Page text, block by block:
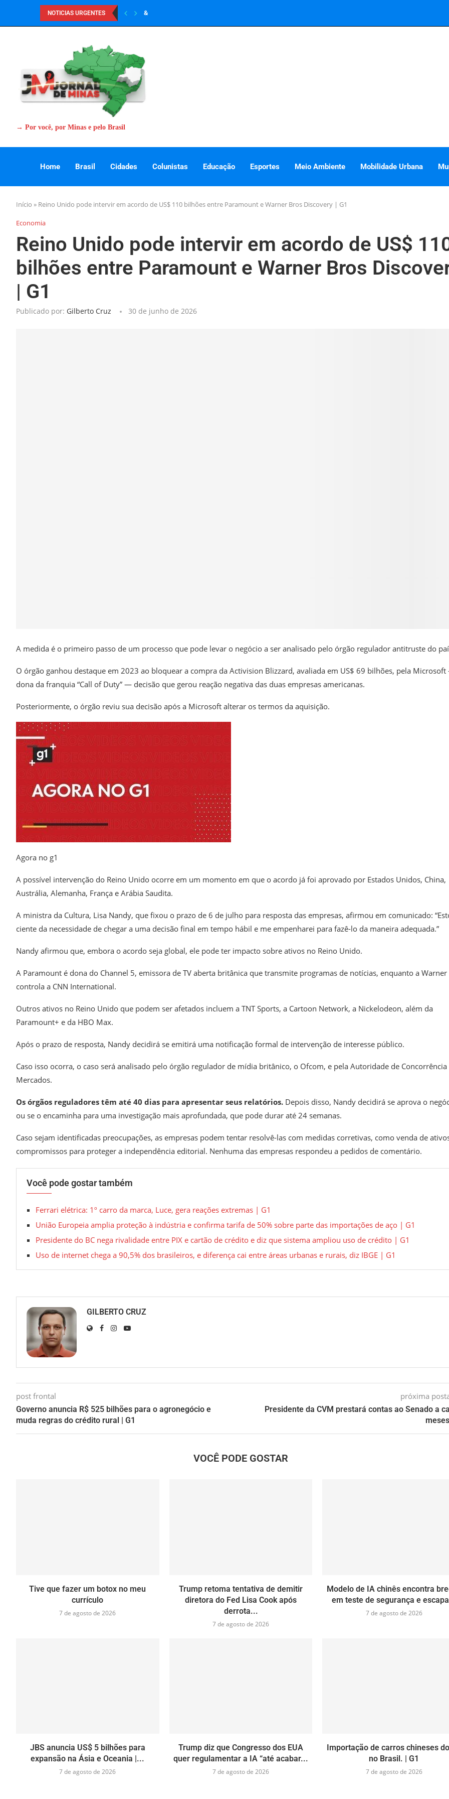
NOTICIAS URGENTES &
→ Por você, por Minas e pelo Brasil
Home Brasil Cidades Colunistas Educação Esportes Meio Ambiente Mobilidade Urbana
Início » Reino Unido pode intervir em acordo de US$ 110 bilhões entre Paramount e Warner Bros Discovery | G1
Economia
Reino Unido pode intervir em acordo de US$
bilhões entre Paramount e Warner Bros
| G1
Publicado por: Gilberto Cruz 30 de junho de 2026
A medida é o primeiro passo de um processo que pode levar o negócio a ser analisado pelo órgão regulador antitruste do
O órgão ganhou destaque em 2023 ao bloquear a compra da Activision Blizzard, avaliada em US$ 69 bilhões, pela
dona da franquia “Call of Duty” — decisão que gerou reação negativa das duas empresas americanas.
Posteriormente, o órgão reviu sua decisão após a Microsoft alterar os termos da aquisição.
Agora no g1
A possível intervenção do Reino Unido ocorre em um momento em que o acordo já foi aprovado por Estados Unidos, China,
Austrália, Alemanha, França e Arábia Saudita.
A ministra da Cultura, Lisa Nandy, que fixou o prazo de 6 de julho para resposta das empresas, afirmou em comunicado:
ciente da necessidade de chegar a uma decisão final em tempo hábil e me empenharei para fazê-lo da maneira adequada.”
Nandy afirmou que, embora o acordo seja global, ele pode ter impacto sobre ativos no Reino Unido.
A Paramount é dona do Channel 5, emissora de TV aberta britânica que transmite programas de notícias, enquanto a Warner
controla a CNN International.
Outros ativos no Reino Unido que podem ser afetados incluem a TNT Sports, a Cartoon Network, a Nickelodeon, além da
Paramount+ e da HBO Max.
Após o prazo de resposta, Nandy decidirá se emitirá uma notificação formal de intervenção de interesse público.
Caso isso ocorra, o caso será analisado pelo órgão regulador de mídia britânico, o Ofcom, e pela Autoridade de Concorrência
Mercados.
Os órgãos reguladores têm até 40 dias para apresentar seus relatórios. Depois disso, Nandy decidirá se aprova o
ou se o encaminha para uma investigação mais aprofundada, que pode durar até 24 semanas.
Caso sejam identificadas preocupações, as empresas podem tentar resolvê-las com medidas corretivas, como venda de
compromissos para proteger a independência editorial. Nenhuma das empresas respondeu a pedidos de comentário.
Você pode gostar também
Ferrari elétrica: 1º carro da marca, Luce, gera reações extremas | G1
União Europeia amplia proteção à indústria e confirma tarifa de 50% sobre parte das importações de aço | G1
Presidente do BC nega rivalidade entre PIX e cartão de crédito e diz que sistema ampliou uso de crédito | G1
Uso de internet chega a 90,5% dos brasileiros, e diferença cai entre áreas urbanas e rurais, diz IBGE | G1
GILBERTO CRUZ
post frontal
Governo anuncia R$ 525 bilhões para o agronegócio e
muda regras do crédito rural | G1
próxima
Presidente da CVM prestará contas ao Senado a
VOCÊ PODE GOSTAR
Tive que fazer um botox no meu
currículo
7 de agosto de 2026
Trump retoma tentativa de demitir
diretora do Fed Lisa Cook após
derrota...
7 de agosto de 2026
Modelo de IA chinês encontra
em teste de segurança e
7 de agosto de 2026
JBS anuncia US$ 5 bilhões para
expansão na Ásia e Oceania |...
7 de agosto de 2026
Trump diz que Congresso dos EUA
quer regulamentar a IA “até acabar...
7 de agosto de 2026
Importação de carros chineses
no Brasil. | G1
7 de agosto de 2026